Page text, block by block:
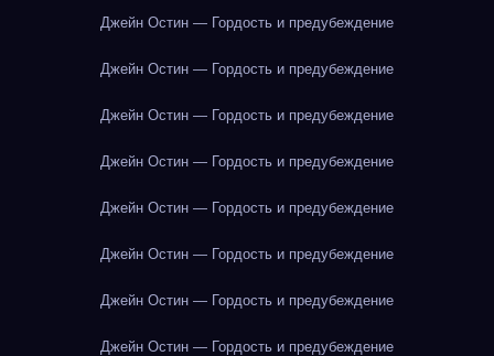
Джейн Остин — Гордость и предубеждение
Джейн Остин — Гордость и предубеждение
Джейн Остин — Гордость и предубеждение
Джейн Остин — Гордость и предубеждение
Джейн Остин — Гордость и предубеждение
Джейн Остин — Гордость и предубеждение
Джейн Остин — Гордость и предубеждение
Джейн Остин — Гордость и предубеждение